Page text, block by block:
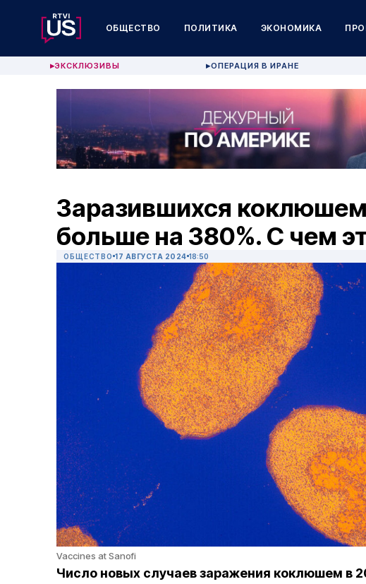
ОБЩЕСТВО ПОЛИТИКА ЭКОНОМИКА
▶ЭКСКЛЮЗИВЫ ▶ОПЕРАЦИЯ В ИРАНЕ
Заразившихся
больше на 380%. С чем
ОБЩЕСТВО 17 АВГУСТА 2024 18:50
Vaccines at Sanofi
Число новых случаев заражения коклюшем в